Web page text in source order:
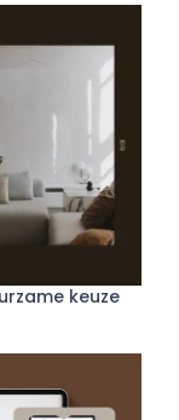
keuze